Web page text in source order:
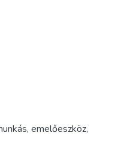
, emelőeszköz,